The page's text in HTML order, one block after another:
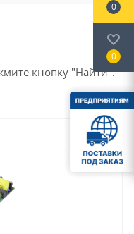
кнопку "Найти".
0
0